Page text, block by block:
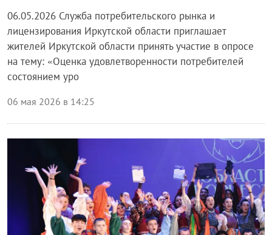
06.05.2026 Служба потребительского рынка и
лицензирования Иркутской области приглашает
жителей Иркутской области принять участие в опросе
на тему: «Оценка удовлетворенности потребителей
состоянием уро
06 мая 2026 в 14:25
Блог правительства